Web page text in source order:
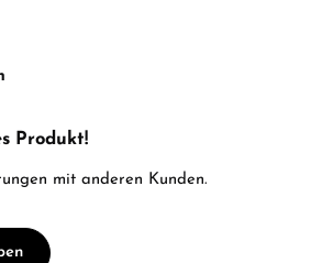
von 0 von 5 Sternen
Produkt!
mit anderen Kunden.